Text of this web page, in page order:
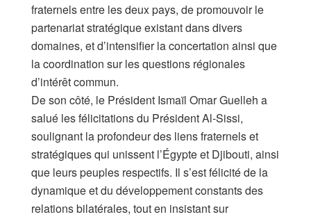
fraternels entre les deux pays, de promouvoir le
partenariat stratégique existant dans divers
domaines, et d’intensifier la concertation ainsi que
la coordination sur les questions régionales
d’intérêt commun.
De son côté, le Président Ismaïl Omar Guelleh a
salué les félicitations du Président Al-Sissi,
soulignant la profondeur des liens fraternels et
stratégiques qui unissent l’Égypte et Djibouti, ainsi
que leurs peuples respectifs. Il s’est félicité de la
dynamique et du développement constants des
relations bilatérales, tout en insistant sur